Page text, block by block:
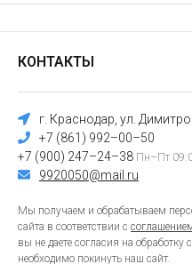
КОНТАКТЫ
г. Краснодар, ул.
+7 (861) 992–00–50
+7 (900) 247–24–38 Пн–Пт
9920050@mail.ru
Мы получаем и обрабатываем
сайта в соответствии с
вы не даете согласия на
необходимо покинуть наш сайт.